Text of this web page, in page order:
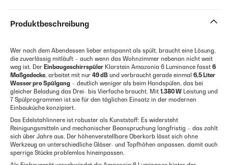
Produktbeschreibung
Wer nach dem Abendessen lieber entspannt als spült, braucht eine Lösung,
die zuverlässig mitläuft – auch wenn das Wohnzimmer nebenan nicht weit
weg ist. Der Einbaugeschirrspüler Klarstein Amazonia 6 Luminance fasst 6
Maßgedecke, arbeitet mit nur 49 dB und verbraucht gerade einmal 6,5 Liter
Wasser pro Spülgang – deutlich weniger als beim Handspülen, das bei
gleicher Beladung das Drei- bis Vierfache braucht. Mit 1.380 W Leistung und
7 Spülprogrammen ist sie für den täglichen Einsatz in der modernen
Einbauküche konzipiert.
Das Edelstahlinnere ist robuster als Kunststoff: Es widersteht
Reinigungsmitteln und mechanischer Beanspruchung langfristig – das zahlt
sich über Jahre aus. Der höhenverstellbare Oberkorb lässt sich ohne
Werkzeug an unterschiedliche Gläser- und Topfhöhen anpassen, damit auch
sperrige Stücke problemlos hineinpassen.